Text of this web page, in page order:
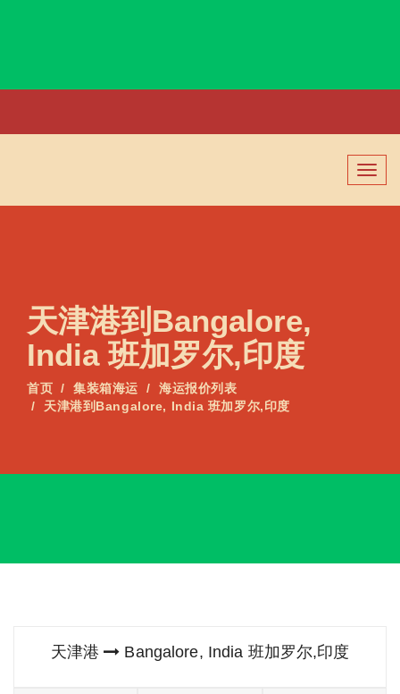
切
换
导
天津港到Bangalore,
India 班加罗尔,印度
首页 集装箱海运
海运报价列表
天津港到Bangalore, India 班加罗尔,印度
天津港 Bangalore, India 班加罗尔,印度